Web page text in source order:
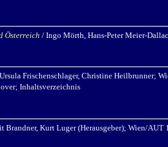
Österreich / Ingo Mörth, Hans-Peter Meier-
Frischenschlager, Christine Heilbrunner;
Inhaltsverzeichnis
Brandner, Kurt Luger (Herausgeber); Wien/